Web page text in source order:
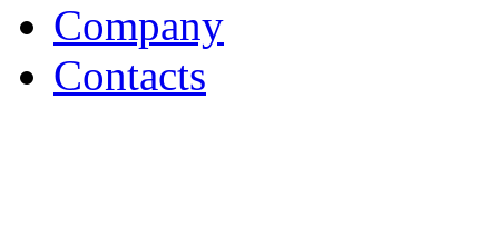
Company
Contacts